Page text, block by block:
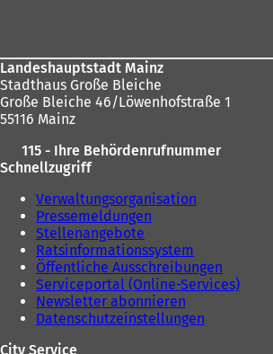
Landeshauptstadt Mainz
Stadthaus Große Bleiche
Große Bleiche 46/Löwenhofstraße 1
55116 Mainz
115 - Ihre Behördenrufnummer
Schnellzugriff
Verwaltungsorganisation
Pressemeldungen
Stellenangebote
Ratsinformationssystem
Öffentliche Ausschreibungen
Serviceportal (Online-Services)
Newsletter abonnieren
Datenschutzeinstellungen
City Service